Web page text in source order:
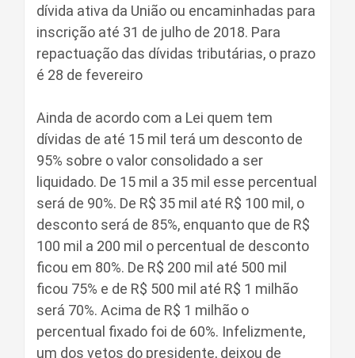
dívida ativa da União ou encaminhadas para
inscrição até 31 de julho de 2018. Para
repactuação das dívidas tributárias, o prazo
é 28 de fevereiro
Ainda de acordo com a Lei quem tem
dívidas de até 15 mil terá um desconto de
95% sobre o valor consolidado a ser
liquidado. De 15 mil a 35 mil esse percentual
será de 90%. De R$ 35 mil até R$ 100 mil, o
desconto será de 85%, enquanto que de R$
100 mil a 200 mil o percentual de desconto
ficou em 80%. De R$ 200 mil até 500 mil
ficou 75% e de R$ 500 mil até R$ 1 milhão
será 70%. Acima de R$ 1 milhão o
percentual fixado foi de 60%. Infelizmente,
um dos vetos do presidente, deixou de